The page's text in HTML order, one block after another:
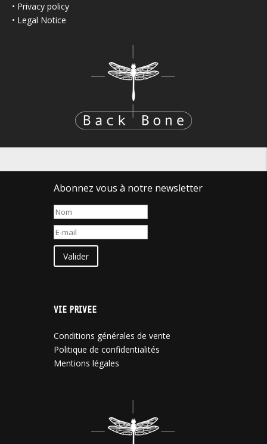
• Privacy policy
• Legal Notice
Abonnez vous à notre newsletter
Valider
VIE PRIVEE
Conditions générales de vente
Politique de confidentialités
Mentions légales